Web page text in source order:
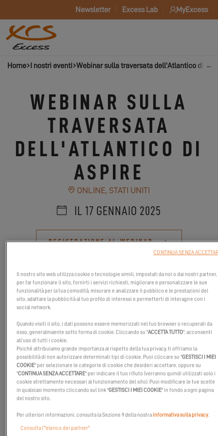
Newsletter Excess Lab MyExcess
Home I nostri eventi Webinar sulla traversata dell'Atlantico di
WEBINAR SULLA
TRAVERSATA
DELL'ATLANTICO DI
ASPIRE
ONLINE, STATI UNITI
IL 17 GENNAIO 2025
REGISTRAZIONE AL WEBINAR
Salpa conNautilus Sailingper un'esclusiva avventura virtuale!
trasmesso direttamente dall'Oceano Atlantico centrale a bordo
dell'Aspire, il loro nuovissimo catamarano
Il nostro sito web utilizza cookie o tecnologie simili, impostati da noi o dai nostri partner,
per far funzionare il sito, fornirti i servizi richiesti, migliorare e personalizzare le sue
funzionalità per la tua comodità, misurare e analizzare il pubblico e le prestazioni del
sito, adattare la pubblicità al tuo profilo di interessi e permetterti di interagire con i
social network.
Quando visiti il sito, i dati possono essere memorizzati nel tuo browser o recuperati da
esso, generalmaente sotto forma di cookie. Cliccando su "ACCETTA TUTTO", acconsenti
all’uso di tutti i cookie.
Poiché attribuiamo grande importanza al rispetto della tua privacy, ti offriamo la
possibilità di non autorizzare determinati tipi di cookie. Puoi cliccare su "GESTISCI I MIEI
COOKIE" per selezionare le categorie di cookie che desideri accettare, oppure su
"CONTINUA SENZA ACCETTARE" per indicare il tuo rifiuto (verranno quindi utilizzati solo i
cookie strettamente necessari al funzionamento del sito). Puoi modificare le tue scelte
in qualsiasi momento cliccando sul link "GESTISCI I MIEI COOKIE" in fondo a ogni pagina
del nostro sito.
Per ulteriori informazioni, consulta la Sezione 9 della nostra informativa sulla privacy
Consulta l’"elenco dei partner"
CONTINUA SENZA